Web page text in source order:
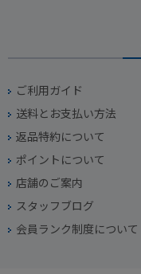
ご利用ガイド
送料とお支払い方法
返品特約について
ポイントについて
店舗のご案内
スタッフブログ
会員ランク制度について